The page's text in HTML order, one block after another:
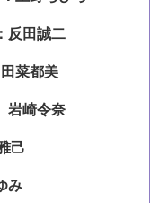
反田誠二
菜都美
岩崎令奈
己
み